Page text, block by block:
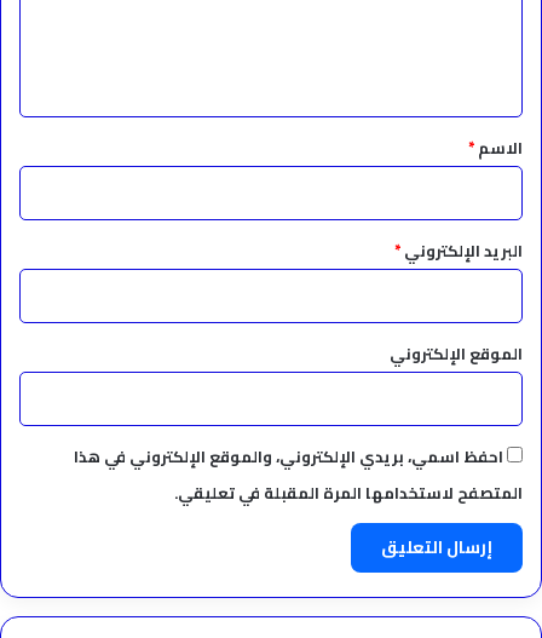
*الاسم*
البريد الإلكتروني*
الموقع الإلكتروني
احفظ اسمي، بريدي الإلكتروني، والموقع الإلكتروني في هذا
المتصفح لاستخدامها المرة المقبلة في تعليقي.